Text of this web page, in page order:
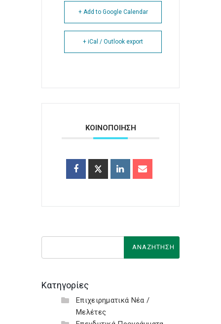
+ Add to Google Calendar
+ iCal / Outlook export
ΚΟΙΝΟΠΟΙΗΣΗ
Κατηγορίες
Επιχειρηματικά Νέα /
Μελέτες